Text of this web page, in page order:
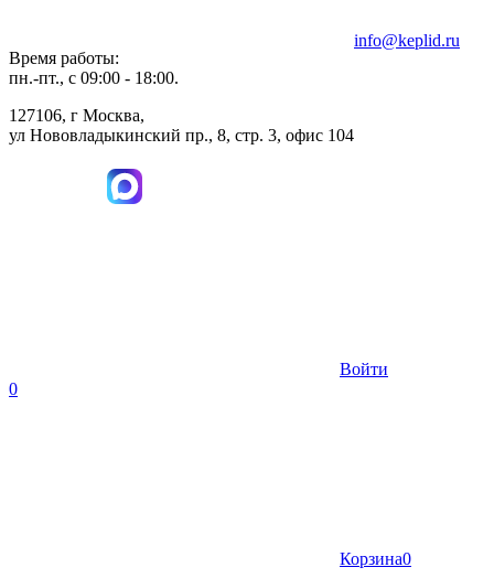
Время работы:
пн.-пт., с 09:00 - 18:00.
127106, г Москва,
ул Нововладыкинский пр., 8, стр. 3, офис 104
info@keplid.ru
Войти
0
Корзина0